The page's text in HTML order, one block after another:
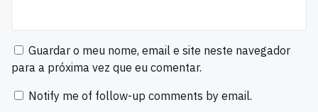
Guardar o meu nome, email e site neste navegador
para a próxima vez que eu comentar.
Notify me of follow-up comments by email.